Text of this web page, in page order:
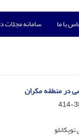
با ما سامانه مجلات
در منطقه مکران